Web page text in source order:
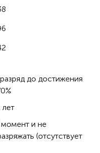
до достижения
и не
(отсутствует